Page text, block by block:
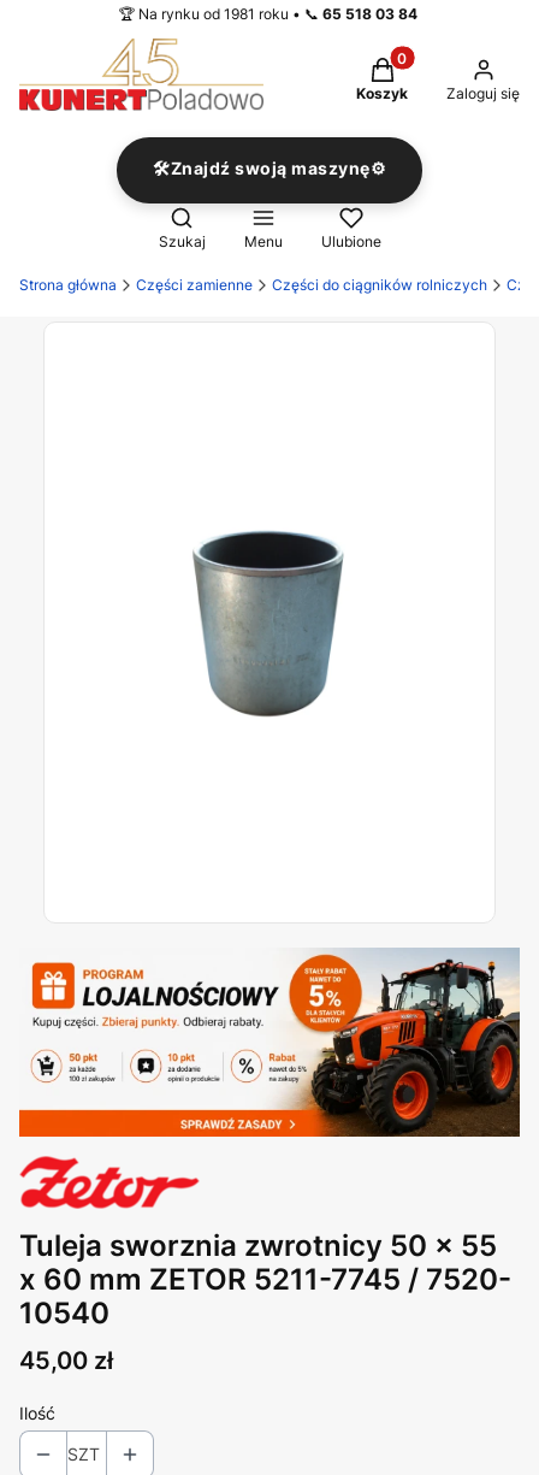
🏆 Na rynku od 1981 roku • 📞 65 518 03 84
Produkty w
Koszyk Zaloguj się
🛠️Znajdź swoją maszynę⚙️
Otwórz wyszukiwarkę
Szukaj Menu Ulubione
Strona główna Części zamienne Części do ciągników rolniczych
Tuleja sworznia zwrotnicy 50 x 55
x 60 mm ZETOR 5211-7745 / 7520-
10540
Cena
45,00 zł
Ilość
SZT